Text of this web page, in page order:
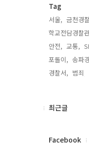
Tag
서울, 금천경
학교전담경찰
안전, 교통,
포돌이, 송파
경찰서, 범죄,
최
최근글
페
Facebook